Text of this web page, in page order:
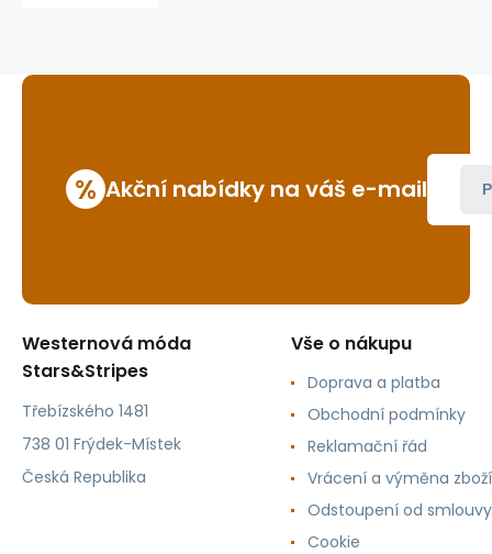
% Akční nabídky na váš e-mail
Westernová móda
Stars&Stripes
Třebízského 1481
738 01 Frýdek-Místek
Česká Republika
Vše o nákupu
Doprava a platba
Obchodní podmínky
Reklamační řád
Vrácení a výměna zboží
Odstoupení od smlouvy
Cookie